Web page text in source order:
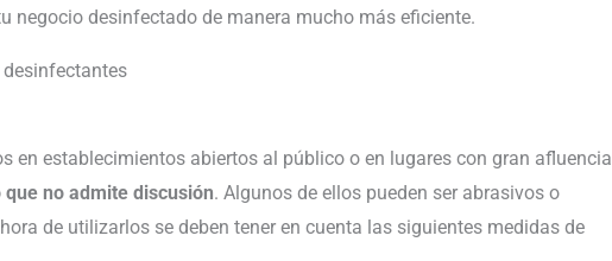
negocio desinfectado de manera mucho más eficiente.
en establecimientos abiertos al público o en lugares con gran afluencia
no admite discusión. Algunos de ellos pueden ser abrasivos o
de utilizarlos se deben tener en cuenta las siguientes medidas de